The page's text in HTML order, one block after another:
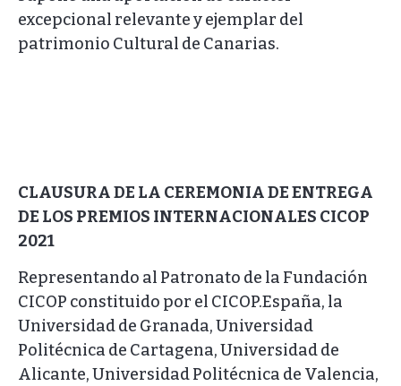
excepcional relevante y ejemplar del
patrimonio Cultural de Canarias.
CLAUSURA DE LA CEREMONIA DE ENTREGA
DE LOS PREMIOS INTERNACIONALES CICOP
2021
Representando al Patronato de la Fundación
CICOP constituido por el CICOP.España, la
Universidad de Granada, Universidad
Politécnica de Cartagena, Universidad de
Alicante, Universidad Politécnica de Valencia,